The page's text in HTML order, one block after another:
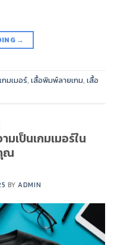
→
มเมอร์, เสื้อพิมพ์ลายเกม, เสื้อ
เป็นเกมเมอร์ใน
ณ
BYADMIN